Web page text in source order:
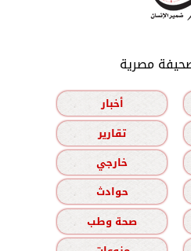
مصرية
أخبار
تقارير
خارجي
حوادث
صحة وطب